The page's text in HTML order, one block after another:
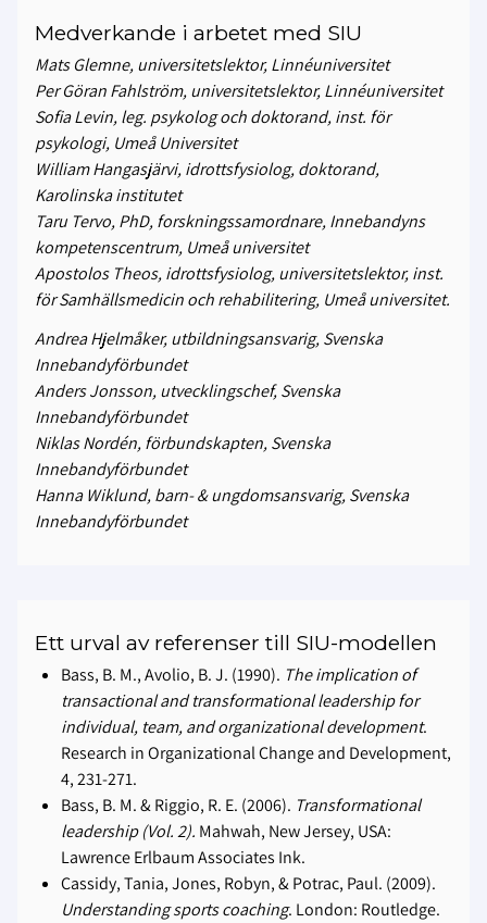
Medverkande i arbetet med SIU
Mats Glemne, universitetslektor, Linnéuniversitet
Per Göran Fahlström, universitetslektor, Linnéuniversitet
Sofia Levin, leg. psykolog och doktorand, inst. för
psykologi, Umeå Universitet
William Hangasjärvi, idrottsfysiolog, doktorand,
Karolinska institutet
Taru Tervo, PhD, forskningssamordnare, Innebandyns
kompetenscentrum, Umeå universitet
Apostolos Theos, idrottsfysiolog, universitetslektor, inst.
för Samhällsmedicin och rehabilitering, Umeå universitet.
Andrea Hjelmåker, utbildningsansvarig, Svenska
Innebandyförbundet
Anders Jonsson, utvecklingschef, Svenska
Innebandyförbundet
Niklas Nordén, förbundskapten, Svenska
Innebandyförbundet
Hanna Wiklund, barn- & ungdomsansvarig, Svenska
Innebandyförbundet
Ett urval av referenser till SIU-modellen
Bass, B. M., Avolio, B. J. (1990). The implication of
transactional and transformational leadership for
individual, team, and organizational development.
Research in Organizational Change and Development,
4, 231-271.
Bass, B. M. & Riggio, R. E. (2006). Transformational
leadership (Vol. 2). Mahwah, New Jersey, USA:
Lawrence Erlbaum Associates Ink.
Cassidy, Tania, Jones, Robyn, & Potrac, Paul. (2009).
Understanding sports coaching. London: Routledge.